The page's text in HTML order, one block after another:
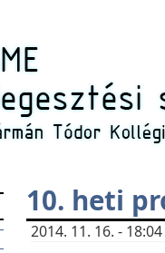
10. heti
2014. 11. 16. -